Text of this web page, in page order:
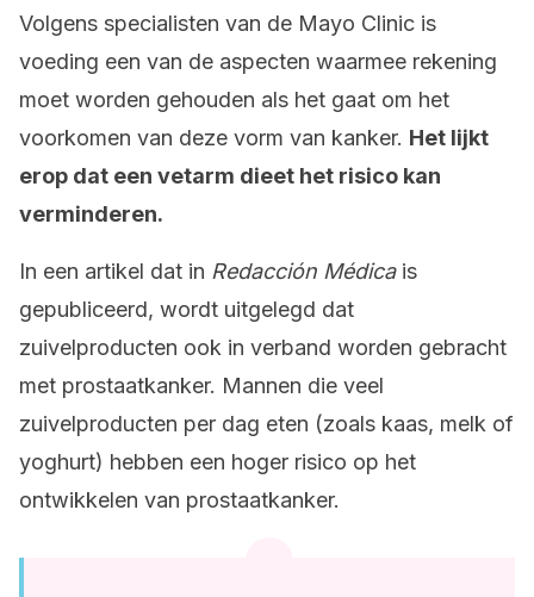
Volgens specialisten van de Mayo Clinic is
voeding een van de aspecten waarmee rekening
moet worden gehouden als het gaat om het
voorkomen van deze vorm van kanker. Het lijkt
erop dat een vetarm dieet het risico kan
verminderen.
In een artikel dat in Redacción Médicais
gepubliceerd, wordt uitgelegd dat
zuivelproducten ook in verband worden gebracht
met prostaatkanker. Mannen die veel
zuivelproducten per dag eten (zoals kaas, melk of
yoghurt) hebben een hoger risico op het
ontwikkelen van prostaatkanker.